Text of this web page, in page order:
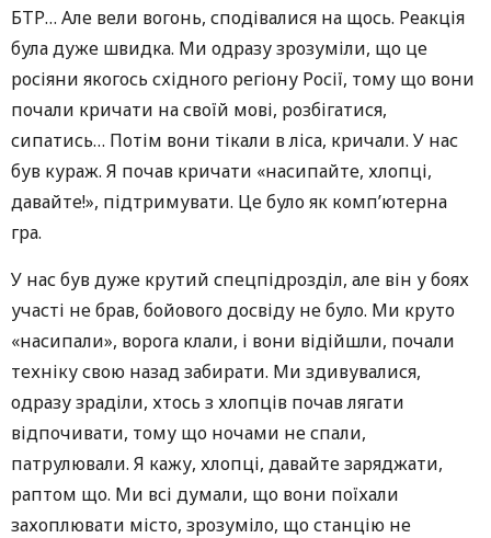
БТР… Але вели вогонь, сподівалися на щось. Реакція
була дуже швидка. Ми одразу зрозуміли, що це
росіяни якогось східного регіону Росії, тому що вони
почали кричати на своїй мові, розбігатися,
сипатись… Потім вони тікали в ліса, кричали. У нас
був кураж. Я почав кричати «насипайте, хлопці,
давайте!», підтримувати. Це було як комп’ютерна
гра.
У нас був дуже крутий спецпідрозділ, але він у боях
участі не брав, бойового досвіду не було. Ми круто
«насипали», ворога клали, і вони відійшли, почали
техніку свою назад забирати. Ми здивувалися,
одразу зраділи, хтось з хлопців почав лягати
відпочивати, тому що ночами не спали,
патрулювали. Я кажу, хлопці, давайте заряджати,
раптом що. Ми всі думали, що вони поїхали
захоплювати місто, зрозуміло, що станцію не